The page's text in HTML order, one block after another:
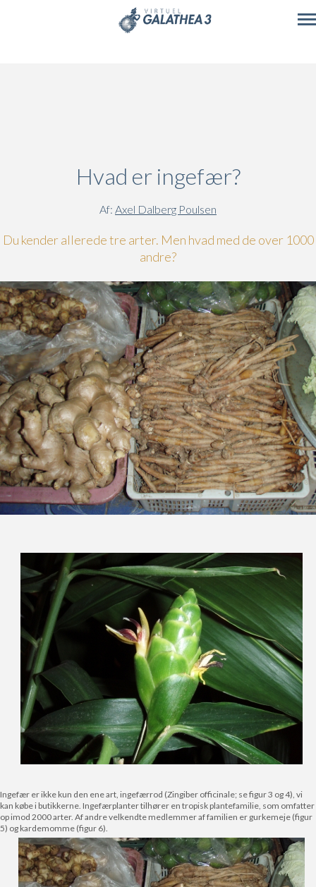
Hvad er ingefær?
Af: Axel Dalberg Poulsen
Du kender allerede tre arter. Men hvad med de over 1000
andre?
Ingefær er ikke kun den ene art, ingefærrod (Zingiber officinale; se figur 3 og 4), vi
kan købe i butikkerne. Ingefærplanter tilhører en tropisk plantefamilie, som omfatter
op imod 2000 arter. Af andre velkendte medlemmer af familien er gurkemeje (figur
5) og kardemomme (figur 6).